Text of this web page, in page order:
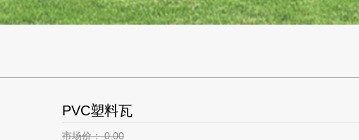
PVC塑料瓦
市场价：0.00